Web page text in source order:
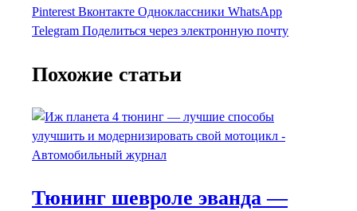
Pinterest Вконтакте Одноклассники WhatsApp
Telegram Поделиться через электронную почту
Похожие статьи
Тюнинг шевроле эванда —